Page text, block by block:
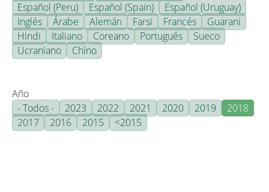
Español (Peru)
Español (Spain)
Español (Uruguay)
Inglés
Árabe Alemán Farsi Francés
Guarani
Hindi
Italiano Coreano Portugués
Sueco
Ucraniano
Chino
Año
- Todos -
2023 2022 2021 2020 2019
2018
2017
2016 2015 <2015